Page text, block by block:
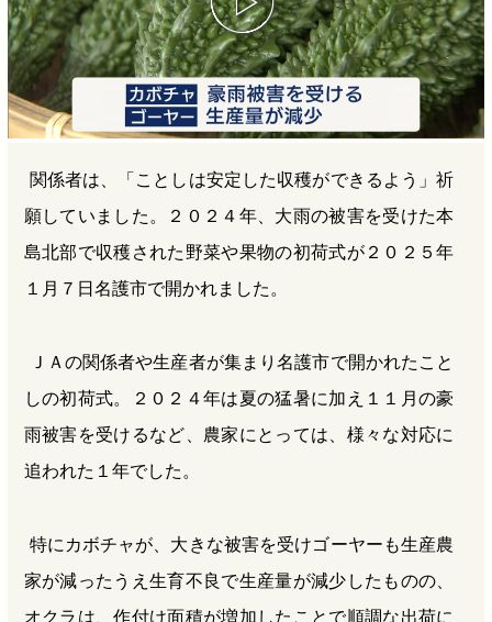
関係者は、「ことしは安定した収穫ができるよう」祈
願していました。２０２４年、大雨の被害を受けた本
島北部で収穫された野菜や果物の初荷式が２０２５年
１月７日名護市で開かれました。
ＪＡの関係者や生産者が集まり名護市で開かれたこと
しの初荷式。２０２４年は夏の猛暑に加え１１月の豪
雨被害を受けるなど、農家にとっては、様々な対応に
追われた１年でした。
特にカボチャが、大きな被害を受けゴーヤーも生産農
家が減ったうえ生育不良で生産量が減少したものの、
オクラは、作付け面積が増加したことで順調な出荷に